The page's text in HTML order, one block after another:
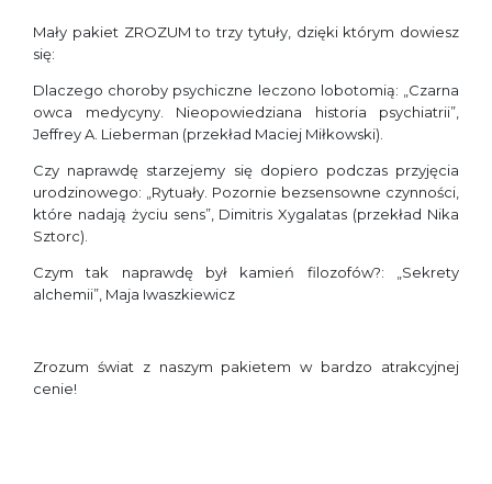
Mały pakiet ZROZUM to trzy tytuły, dzięki którym dowiesz
się:
Dlaczego choroby psychiczne leczono lobotomią: „Czarna
owca medycyny. Nieopowiedziana historia psychiatrii”,
Jeffrey A. Lieberman (przekład Maciej Miłkowski).
Czy naprawdę starzejemy się dopiero podczas przyjęcia
urodzinowego: „Rytuały. Pozornie bezsensowne czynności,
które nadają życiu sens”, Dimitris Xygalatas (przekład Nika
Sztorc).
Czym tak naprawdę był kamień filozofów?: „Sekrety
alchemii”, Maja Iwaszkiewicz
Zrozum świat z naszym pakietem w bardzo atrakcyjnej
cenie!